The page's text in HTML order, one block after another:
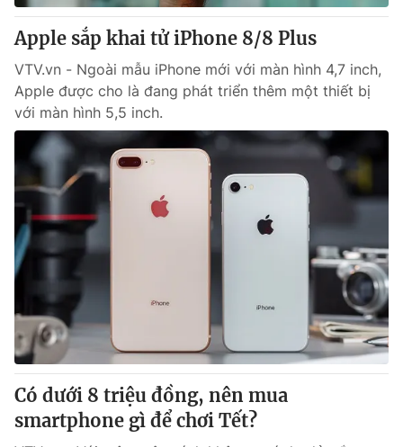
Apple sắp khai tử iPhone 8/8 Plus
VTV.vn - Ngoài mẫu iPhone mới với màn hình 4,7 inch,
Apple được cho là đang phát triển thêm một thiết bị
với màn hình 5,5 inch.
Có dưới 8 triệu đồng, nên mua
smartphone gì để chơi Tết?